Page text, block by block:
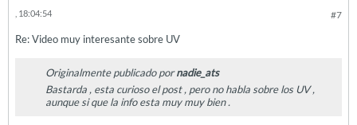
#7
, 18:04:54
Re: Video muy interesante sobre UV
Originalmente publicado pornadie_ats
Bastarda , esta curioso el post , pero no habla sobre los UV ,
aunque si que la info esta muy muy bien .